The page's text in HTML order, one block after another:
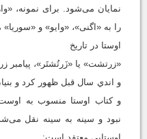
نمایان می‌شود. برای نمونه،
را به «اگنی»، «وایو» و «سوریا»
اوستا در تاریخ
«زرتشت» یا «زَرتُشتَر»، پیامبر
و اندي سال قبل ظهور کرد و
و کتاب اوستا منسوب به
نبود و سینه به سینه نقل